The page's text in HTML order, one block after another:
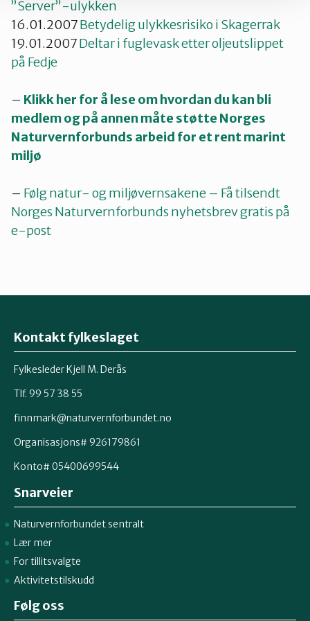
”Server”-ulykken
16.01.2007Betydelig ulykkesrisiko i Skagerrak
19.01.2007Deltar i fuglevask etter oljeutslippet
på Fedje
– Klikk her for å lese om hvordan du kan bli
medlem og på annen måte støtte Norges
Naturvernforbunds arbeid for et rent marint
miljø
– Følg natur- og miljøvernsakene – Få tilsendt
Norges Naturvernforbunds nyhetsbrev gratis på
e-post
Kontakt fylkeslaget
Fylkesleder Kjell M. Derås
Tlf. 99 57 38 55
finnmark@naturvernforbundet.no
Organisasjons# 926179861
Konto# 05400699544
Snarveier
Naturvernforbundet sentralt
Lær mer
For tillitsvalgte
Aktivitetstilskudd
Følg oss